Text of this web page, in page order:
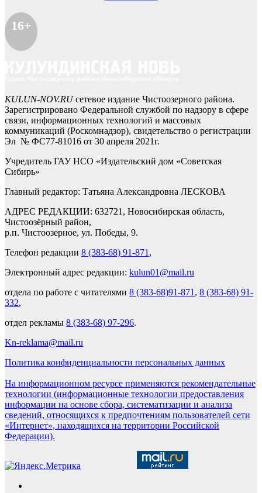
16+
KULUN-NOV.RUсетевое издание Чистоозерного района.
Зарегистрировано Федеральной службой по надзору в сфере
связи, информационных технологий и массовых
коммуникаций (Роскомнадзор), свидетельство о регистрации
Эл № ФС77-81016 от 30 апреля 2021г.
Учредитель ГАУ НСО «Издательский дом «Советская
Сибирь»
Главный редактор: Татьяна Александровна ЛЕСКОВА
АДРЕС РЕДАКЦИИ: 632721, Новосибирская область,
Чистоозёрный район,
р.п. Чистоозерное, ул. Победы, 9.
Телефон редакции 8 (383-68) 91-871 ,
Электронный адрес редакции: kulun01@mail.ru
отдела по работе с читателями 8 (383-68)91-871 , 8 (383-68) 91-
332,
отдел рекламы 8 (383-68) 97-296.
Kn-reklama@mail.ru
Политика конфиденциальности персональных данных
На информационном ресурсе применяются рекомендательные
технологии (информационные технологии предоставления
информации на основе сбора, систематизации и анализа
сведений, относящихся к предпочтениям пользователей сети
«Интернет», находящихся на территории Российской
Федерации).